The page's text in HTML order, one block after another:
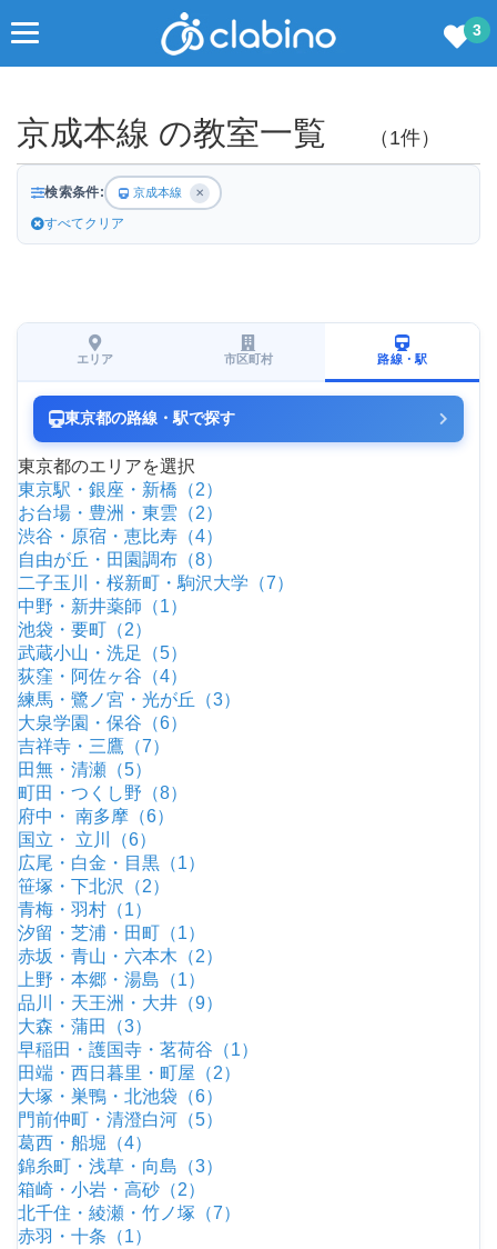
3
京成本線 の教室一覧 （1件）
検索条件: 京成本線 ✕
すべてクリア
エリア 市区町村 路線・駅
東京都の路線・駅で探す
東京都のエリアを選択
東京駅・銀座・新橋（2）
お台場・豊洲・東雲（2）
渋谷・原宿・恵比寿（4）
自由が丘・田園調布（8）
二子玉川・桜新町・駒沢大学（7）
中野・新井薬師（1）
池袋・要町（2）
武蔵小山・洗足（5）
荻窪・阿佐ヶ谷（4）
練馬・鷺ノ宮・光が丘（3）
大泉学園・保谷（6）
吉祥寺・三鷹（7）
田無・清瀬（5）
町田・つくし野（8）
府中・ 南多摩（6）
国立・ 立川（6）
広尾・白金・目黒（1）
笹塚・下北沢（2）
青梅・羽村（1）
汐留・芝浦・田町（1）
赤坂・青山・六本木（2）
上野・本郷・湯島（1）
品川・天王洲・大井（9）
大森・蒲田（3）
早稲田・護国寺・茗荷谷（1）
田端・西日暮里・町屋（2）
大塚・巣鴨・北池袋（6）
門前仲町・清澄白河（5）
葛西・船堀（4）
錦糸町・浅草・向島（3）
箱崎・小岩・高砂（2）
北千住・綾瀬・竹ノ塚（7）
赤羽・十条（1）